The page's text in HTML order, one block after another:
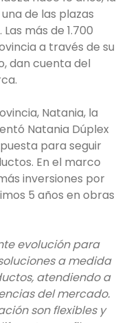
de las plazas
más de 1.700
a través de su
dan cuenta del
Natania, la
Natania Dúplex
para seguir
En el marco
inversiones por
5 años en obras
evolución para
a medida
atendiendo a
del mercado.
son flexibles y